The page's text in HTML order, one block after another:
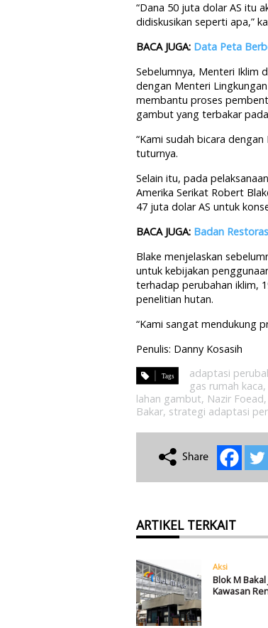
“Dana 50 juta dolar AS itu
didiskusikan seperti apa,”
BACA JUGA: Data Peta
Sebelumnya, Menteri Iklim
dengan Menteri
membantu proses
gambut yang terbakar
“Kami sudah bicara
tuturnya.
Selain itu, pada
Amerika Serikat Robert
47 juta dolar AS untuk
BACA JUGA: Badan
Blake menjelaskan
untuk kebijakan
terhadap perubahan iklim,
penelitian hutan.
“Kami sangat mendukung
Penulis: Danny Kosasih
adaptasi
gas rumah kaca,
lahan gambut, Nazir Foead,
Bakar, strategi adaptasi
ARTIKEL TERKAIT
Aksi
Blok M
Kawasan